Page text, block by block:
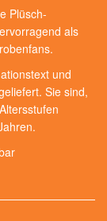
Plüsch-
als
und
Sie sind,